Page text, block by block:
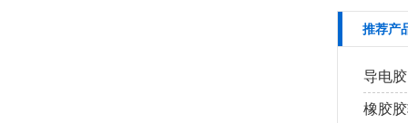
推荐产
导电
橡胶